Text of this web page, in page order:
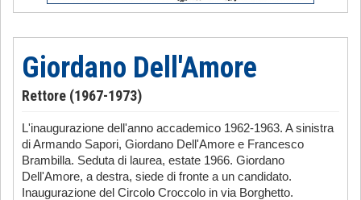
Giordano Dell'Amore
Rettore (1967-1973)
L'inaugurazione dell'anno accademico 1962-1963. A sinistra
di Armando Sapori, Giordano Dell'Amore e Francesco
Brambilla. Seduta di laurea, estate 1966. Giordano
Dell'Amore, a destra, siede di fronte a un candidato.
Inaugurazione del Circolo Croccolo in via Borghetto.